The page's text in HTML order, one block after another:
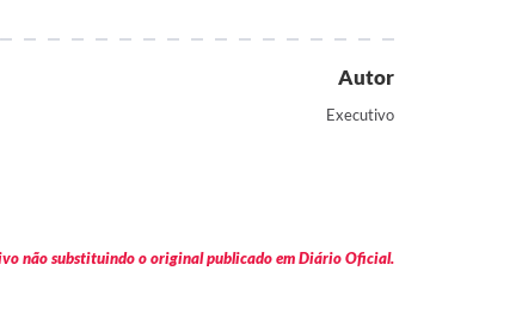
Autor
Executivo
não substituindo o original publicado em Diário Oficial.